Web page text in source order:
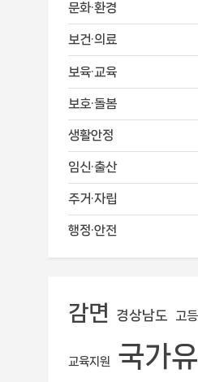
문화·환경
보건·의료
보육·교육
보호·돌봄
생활안정
임신·출산
주거·자립
행정·안전
감면 경상남도 고
교육지원 국가